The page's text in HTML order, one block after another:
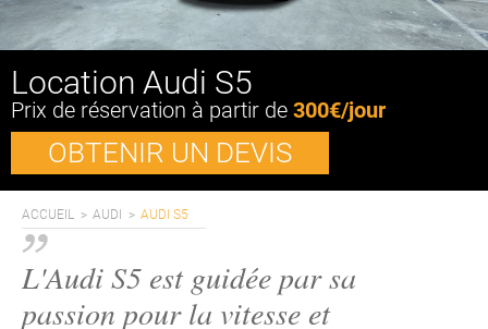
A PROPOS
FAQ
MAGAZINE ITINÉRAIRES
CONDITIONS GÉNÉRALES
FR
Location Audi S5
Prix de réservation à partir de 300€/jour
OBTENIR UN DEVIS
ACCUEIL AUDI AUDI S5
L'Audi S5 est guidée par sa
passion pour la vitesse et